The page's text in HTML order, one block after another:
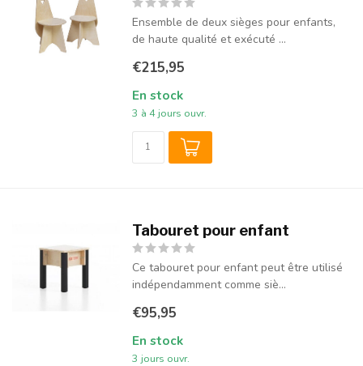
Ensemble de deux sièges pour enfants,
de haute qualité et exécuté ...
€215,95
En stock
3 à 4 jours ouvr.
Tabouret pour enfant
Ce tabouret pour enfant peut être utilisé
indépendamment comme siè...
€95,95
En stock
3 jours ouvr.